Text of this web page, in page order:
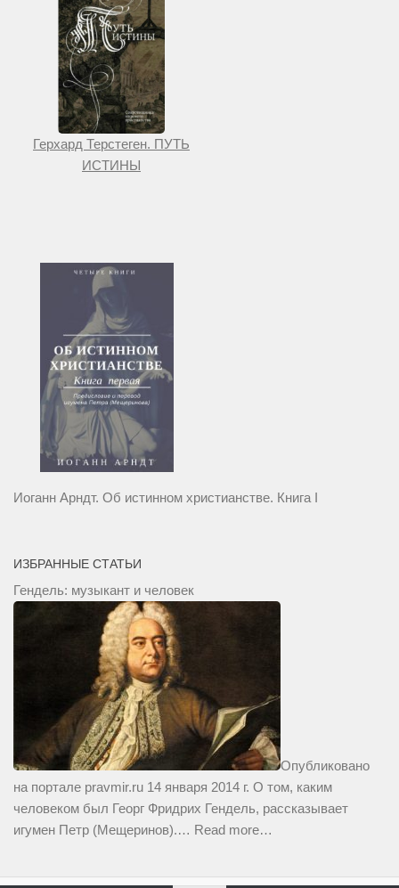
Герхард Терстеген. ПУТЬ
ИСТИНЫ
Иоганн Арндт. Об истинном христианстве. Книга I
ИЗБРАННЫЕ СТАТЬИ
Гендель: музыкант и человек
Опубликовано
на портале pravmir.ru 14 января 2014 г. О том, каким
человеком был Георг Фридрих Гендель, рассказывает
игумен Петр (Мещеринов).… Read more…